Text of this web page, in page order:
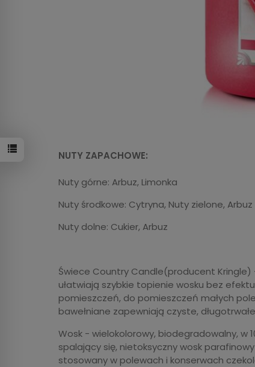
NUTY ZAPACHOWE:
Nuty górne: Arbuz, Limonka
Nuty środkowe: Cytryna, Nuty zielone, Arbuz
Nuty dolne: Cukier, Arbuz
Świece Country Candle(producent
ułatwiają szybkie topienie wosku bez
pomieszczeń, do pomieszczeń małych
bawełniane zapewniają czyste,
Wosk - wielokolorowy, biodegradowalny, w
spalający się, nietoksyczny wosk
stosowany w polewach i konserwach